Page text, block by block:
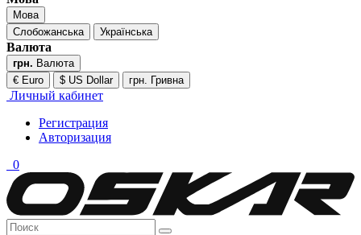
Мова
Слобожанська
Українська
Валюта
грн. Валюта
€ Euro
$ US Dollar грн. Гривна
Личный кабинет
Регистрация
Авторизация
0